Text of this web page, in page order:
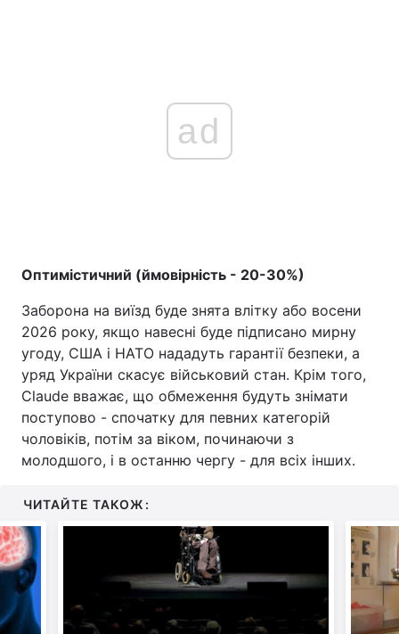
ad
Оптимістичний (ймовірність - 20-30%)
Заборона на виїзд буде знята влітку або восени
2026 року, якщо навесні буде підписано мирну
угоду, США і НАТО нададуть гарантії безпеки, а
уряд України скасує військовий стан. Крім того,
Claude вважає, що обмеження будуть знімати
поступово - спочатку для певних категорій
чоловіків, потім за віком, починаючи з
молодшого, і в останню чергу - для всіх інших.
ЧИТАЙТЕ ТАКОЖ: